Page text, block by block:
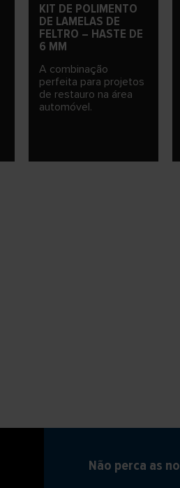
KIT DE POLIMENTO
DE LAMELAS DE
FELTRO – HASTE DE
6 MM
A combinação
perfeita para projetos
de restauro na área
automóvel.
Não perca as